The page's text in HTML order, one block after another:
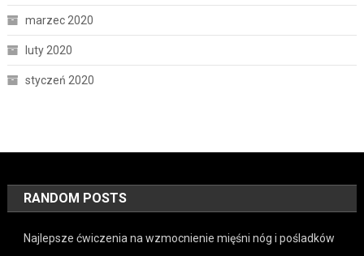
marzec 2020
luty 2020
styczeń 2020
RANDOM POSTS
Najlepsze ćwiczenia na wzmocnienie mięśni nóg i pośladków